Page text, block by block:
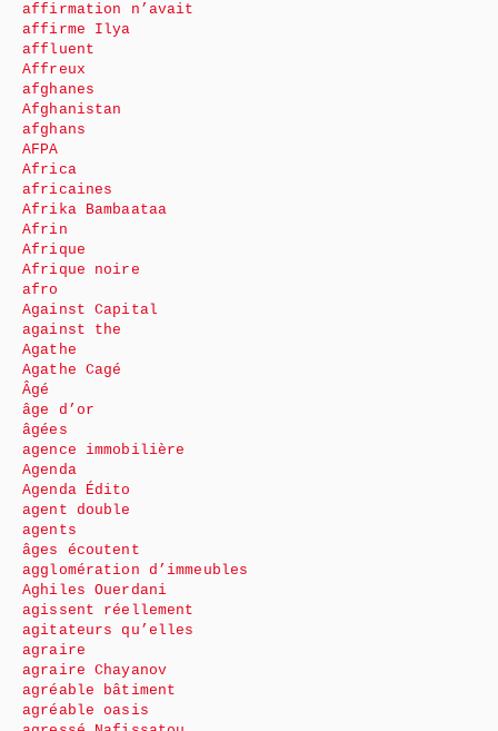
affirmation n’avait
affirme Ilya
affluent
Affreux
afghanes
Afghanistan
afghans
AFPA
Africa
africaines
Afrika Bambaataa
Afrin
Afrique
Afrique noire
afro
Against Capital
against the
Agathe
Agathe Cagé
Âgé
âge d’or
âgées
agence immobilière
Agenda
Agenda Édito
agent double
agents
âges écoutent
agglomération d’immeubles
Aghiles Ouerdani
agissent réellement
agitateurs qu’elles
agraire
agraire Chayanov
agréable bâtiment
agréable oasis